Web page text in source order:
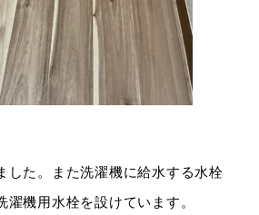
した。また洗濯機に給水する水栓
濯機用水栓を設けています。